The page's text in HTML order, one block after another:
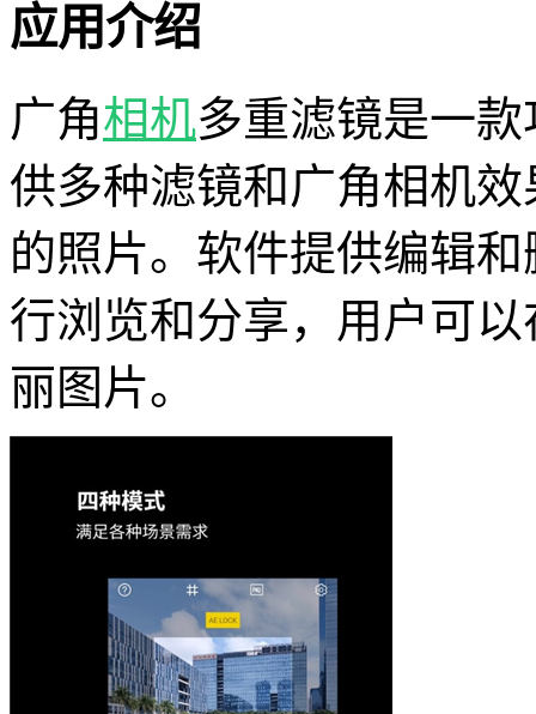
应用介绍
广角相机多重滤镜是一
供多种滤镜和广角相机
的照片。软件提供编辑
行浏览和分享，用户可
丽图片。